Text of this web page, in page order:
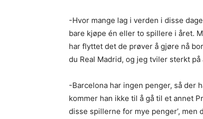
-Hvor mange lag i verden i disse
bare kjøpe én eller to spillere i året.
har flyttet det de prøver å gjøre nå
du Real Madrid, og jeg tviler sterkt
-Barcelona har ingen penger, så der
kommer han ikke til å gå til et annet
disse spillerne for mye penger’,